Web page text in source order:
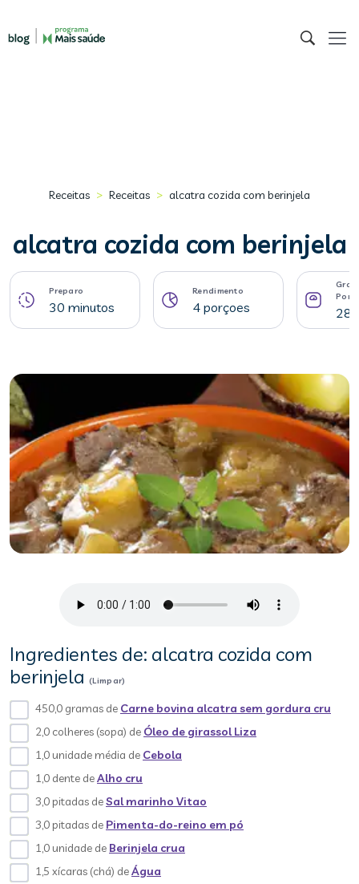
Receitas > Receitas > alcatra cozida com berinjela
alcatra cozida com berinjela
Preparo
30 minutos
Rendimento
4 porçoes
Ingredientes de: alcatra cozida com
berinjela (Limpar)
450,0 gramas de Carne bovina alcatra sem gordura cru
2,0 colheres (sopa) de Óleo de girassol Liza
1,0 unidade média de Cebola
1,0 dente deAlho cru
3,0 pitadas deSal marinho Vitao
3,0 pitadas de Pimenta-do-reino em pó
1,0 unidade de Berinjela crua
1,5 xícaras (chá) deÁgua